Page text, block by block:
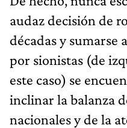
audaz decisión de
décadas y sumarse
por sionistas (de
este caso) se
inclinar la balanza
nacionales y de la